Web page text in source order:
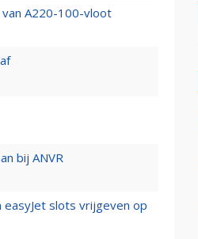
van A220-100-vloot
bij ANVR
slots vrijgeven op